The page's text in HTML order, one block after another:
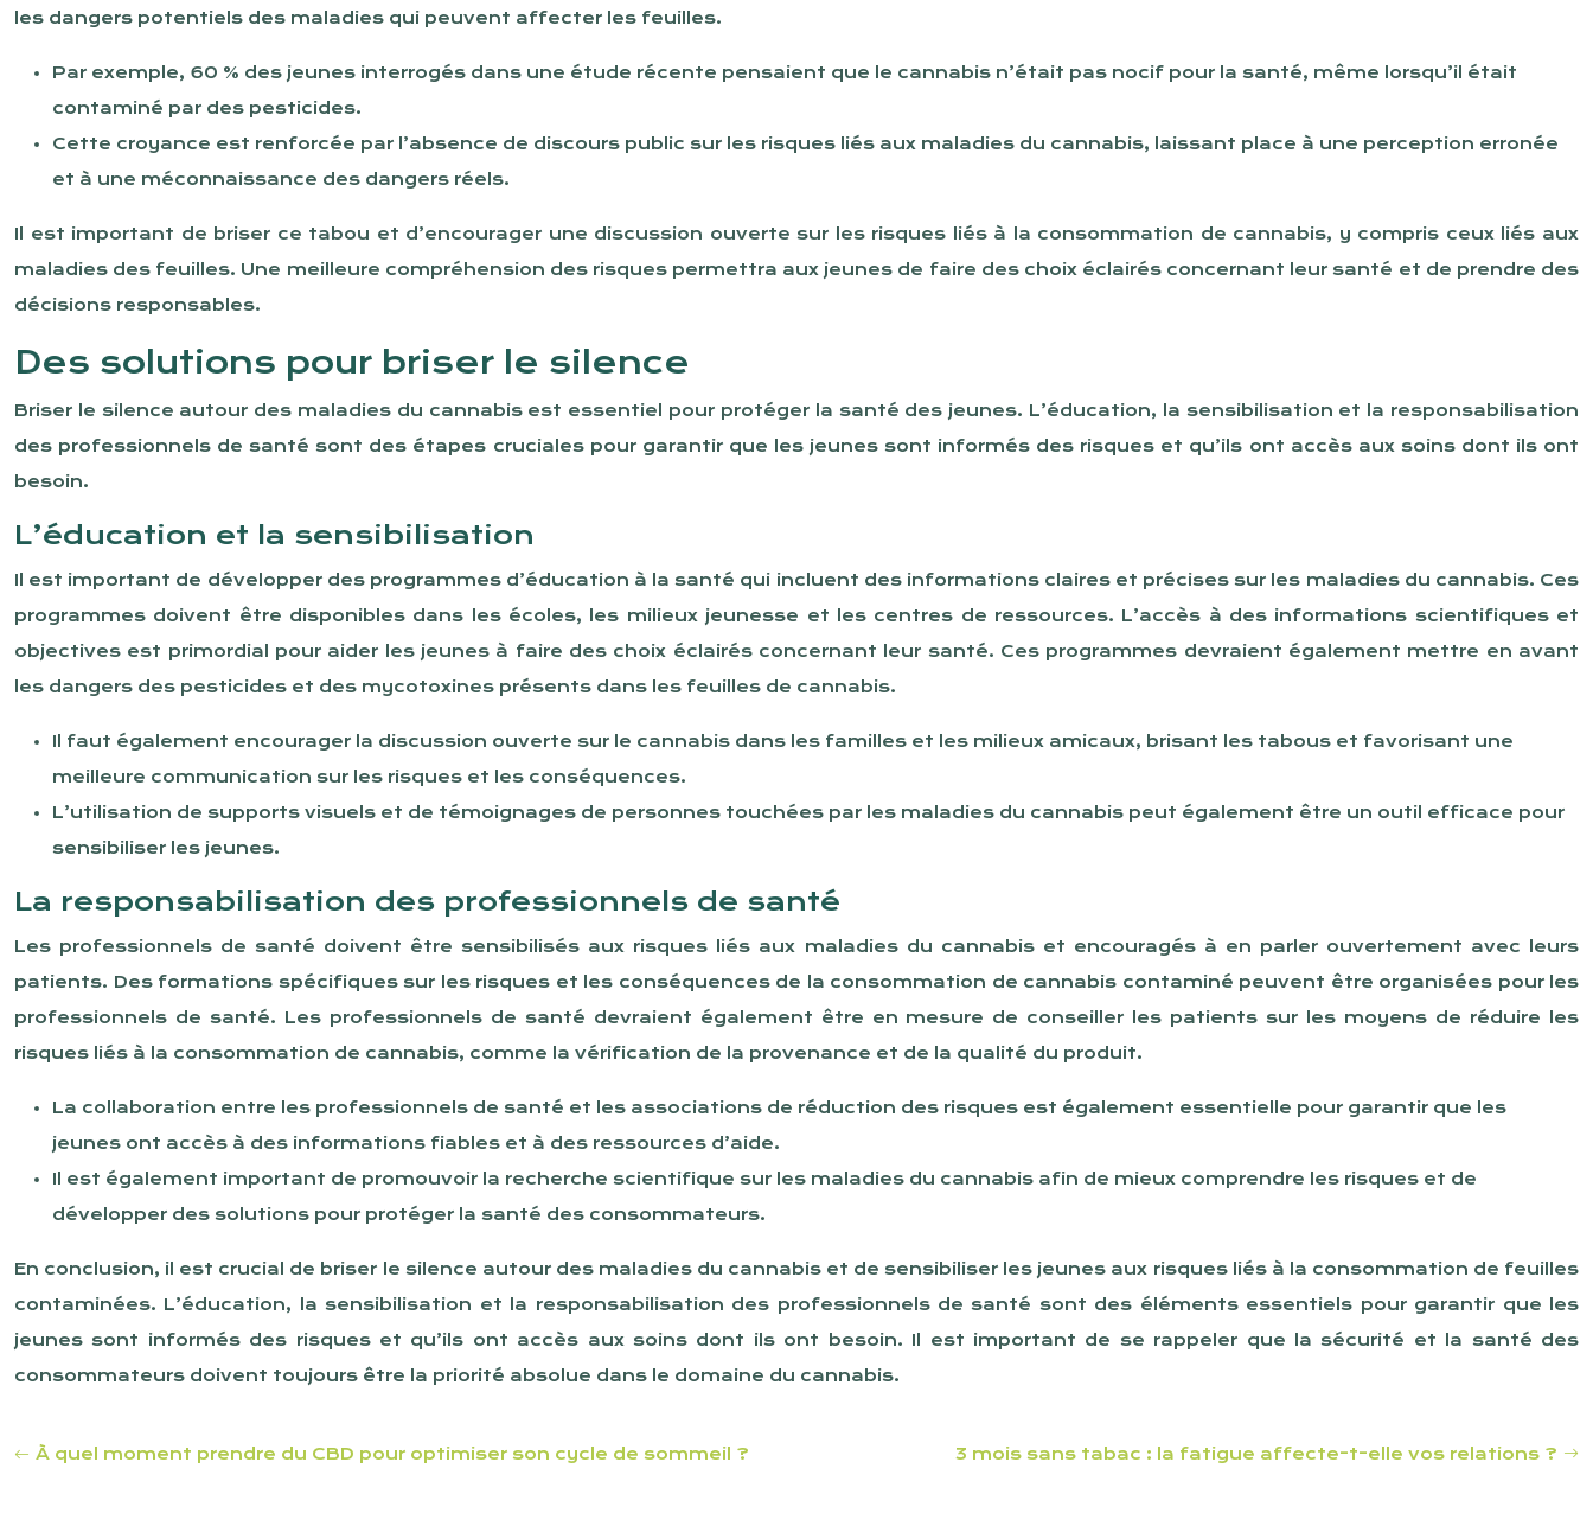
les dangers potentiels des maladies qui peuvent affecter les feuilles.
Par exemple, 60 % des jeunes interrogés dans une étude récente pensaient que le cannabis n’était pas nocif pour la santé, même lorsqu’il était
contaminé par des pesticides.
Cette croyance est renforcée par l’absence de discours public sur les risques liés aux maladies du cannabis, laissant place à une perception erronée
et à une méconnaissance des dangers réels.
Il est important de briser ce tabou et d’encourager une discussion ouverte sur les risques liés à la consommation de cannabis, y compris ceux liés aux
maladies des feuilles. Une meilleure compréhension des risques permettra aux jeunes de faire des choix éclairés concernant leur santé et de prendre des
décisions responsables.
Des solutions pour briser le silence
Briser le silence autour des maladies du cannabis est essentiel pour protéger la santé des jeunes. L’éducation, la sensibilisation et la responsabilisation
des professionnels de santé sont des étapes cruciales pour garantir que les jeunes sont informés des risques et qu’ils ont accès aux soins dont ils ont
besoin.
L’éducation et la sensibilisation
Il est important de développer des programmes d’éducation à la santé qui incluent des informations claires et précises sur les maladies du cannabis. Ces
programmes doivent être disponibles dans les écoles, les milieux jeunesse et les centres de ressources. L’accès à des informations scientifiques et
objectives est primordial pour aider les jeunes à faire des choix éclairés concernant leur santé. Ces programmes devraient également mettre en avant
les dangers des pesticides et des mycotoxines présents dans les feuilles de cannabis.
Il faut également encourager la discussion ouverte sur le cannabis dans les familles et les milieux amicaux, brisant les tabous et favorisant une
meilleure communication sur les risques et les conséquences.
L’utilisation de supports visuels et de témoignages de personnes touchées par les maladies du cannabis peut également être un outil efficace pour
sensibiliser les jeunes.
La responsabilisation des professionnels de santé
Les professionnels de santé doivent être sensibilisés aux risques liés aux maladies du cannabis et encouragés à en parler ouvertement avec leurs
patients. Des formations spécifiques sur les risques et les conséquences de la consommation de cannabis contaminé peuvent être organisées pour les
professionnels de santé. Les professionnels de santé devraient également être en mesure de conseiller les patients sur les moyens de réduire les
risques liés à la consommation de cannabis, comme la vérification de la provenance et de la qualité du produit.
La collaboration entre les professionnels de santé et les associations de réduction des risques est également essentielle pour garantir que les
jeunes ont accès à des informations fiables et à des ressources d’aide.
Il est également important de promouvoir la recherche scientifique sur les maladies du cannabis afin de mieux comprendre les risques et de
développer des solutions pour protéger la santé des consommateurs.
En conclusion, il est crucial de briser le silence autour des maladies du cannabis et de sensibiliser les jeunes aux risques liés à la consommation de feuilles
contaminées. L’éducation, la sensibilisation et la responsabilisation des professionnels de santé sont des éléments essentiels pour garantir que les
jeunes sont informés des risques et qu’ils ont accès aux soins dont ils ont besoin. Il est important de se rappeler que la sécurité et la santé des
consommateurs doivent toujours être la priorité absolue dans le domaine du cannabis.
À quel moment prendre du CBD pour optimiser son cycle de sommeil ? 3 mois sans tabac : la fatigue affecte-t-elle vos relations ?